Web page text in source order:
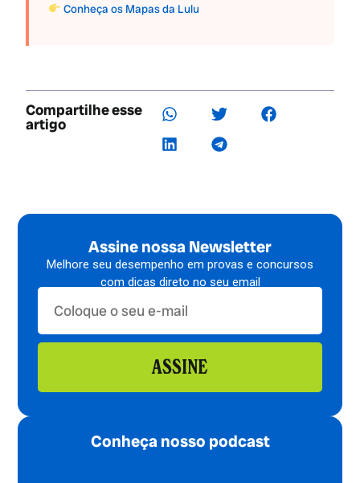
Conheça os Mapas da Lulu
Compartilhe esse
artigo
Assine nossa Newsletter
Melhore seu desempenho em provas e concursos
com dicas direto no seu email
ASSINE
Conheça nosso podcast